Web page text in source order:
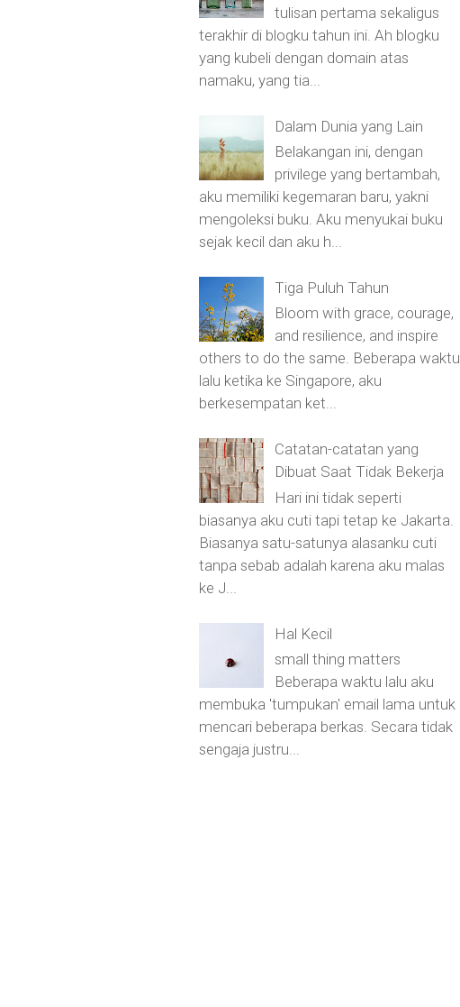
tulisan pertama sekaligus
terakhir di blogku tahun ini. Ah blogku
yang kubeli dengan domain atas
namaku, yang tia...
Dalam Dunia yang Lain
Belakangan ini, dengan
privilege yang bertambah,
aku memiliki kegemaran baru, yakni
mengoleksi buku. Aku menyukai buku
sejak kecil dan aku h...
Tiga Puluh Tahun
Bloom with grace, courage,
and resilience, and inspire
others to do the same. Beberapa waktu
lalu ketika ke Singapore, aku
berkesempatan ket...
Catatan-catatan yang
Dibuat Saat Tidak Bekerja
Hari ini tidak seperti
biasanya aku cuti tapi tetap ke Jakarta.
Biasanya satu-satunya alasanku cuti
tanpa sebab adalah karena aku malas
ke J...
Hal Kecil
small thing matters
Beberapa waktu lalu aku
membuka 'tumpukan' email lama untuk
mencari beberapa berkas. Secara tidak
sengaja justru...